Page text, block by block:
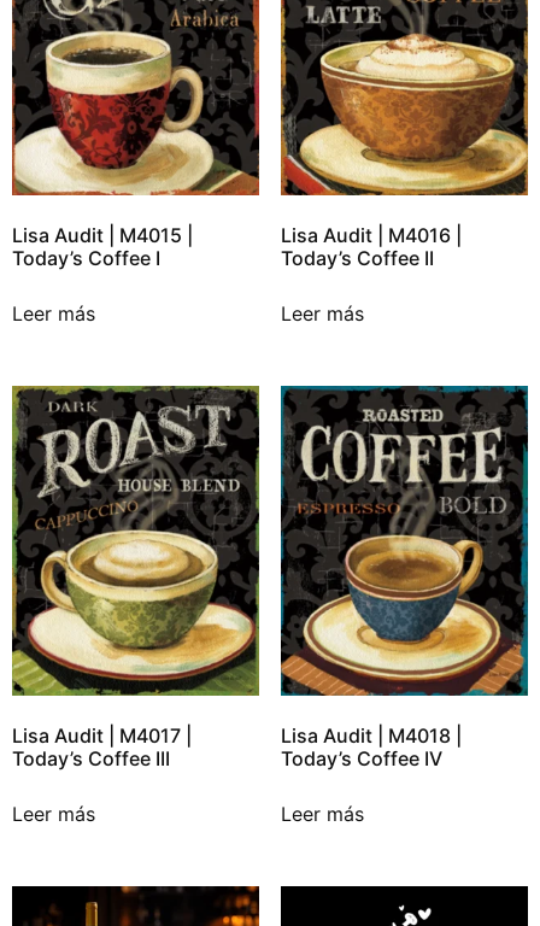
Lisa Audit | M4015 |
Today’s Coffee I
Leer más
Lisa Audit | M4016 |
Today’s Coffee II
Leer más
Lisa Audit | M4017 |
Today’s Coffee III
Leer más
Lisa Audit | M4018 |
Today’s Coffee IV
Leer más